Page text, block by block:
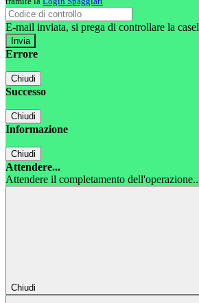
E-mail inviata, si prega di controllare la
Errore
Chiudi
Successo
Chiudi
Informazione
Chiudi
Attendere...
Attendere il completamento
Chiudi